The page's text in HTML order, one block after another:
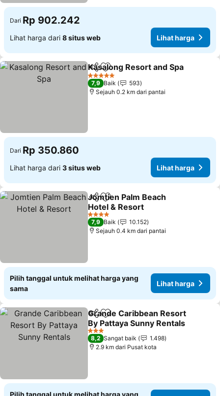
Dari Rp 902.242
Lihat harga dari 8 situs web Lihat harga
BagikanTambahkan ke favorit
Kasalong Resort and Spa
5 Bintang
7,9 Baik
593
Sejauh 0.2 km dari pantai
Dari Rp 350.860
Lihat harga dari 3 situs web Lihat harga
BagikanTambahkan ke favorit
Jomtien Palm Beach
Hotel & Resort
Lihat harga
4 Bintang
7,9 Baik
10.152
Sejauh 0.4 km dari pantai
Pilih tanggal untuk melihat harga yang
sama
Lihat harga
BagikanTambahkan ke favorit
Grande Caribbean Resort
By Pattaya Sunny Rentals
Lihat harga
3 Bintang
8,2 Sangat baik
1.498
2.9 km dari Pusat kota
Pilih tanggal untuk melihat harga yang